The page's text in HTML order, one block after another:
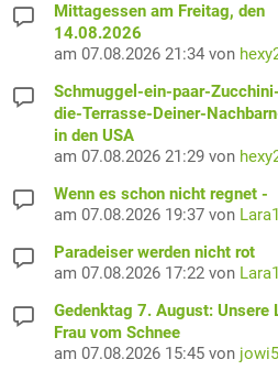
Mittagessen am Freitag, den
14.08.2026
am 07.08.2026 21:34 von
Schmuggel-ein-paar-
die-Terrasse-Deiner-
in den USA
am 07.08.2026 21:29 von
Wenn es schon nicht regnet -
am 07.08.2026 19:37 von Lara1
Paradeiser werden nicht rot
am 07.08.2026 17:22 von Lara1
Gedenktag 7. August: Unsere
Frau vom Schnee
am 07.08.2026 15:45 von